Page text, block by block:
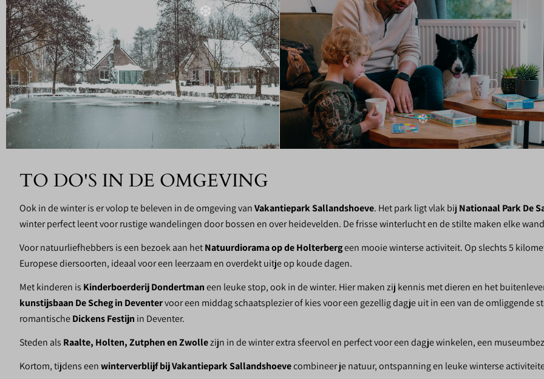
TO DO'S IN DE OMGEVING
Ook in de winter is er volop te beleven in de omgeving vanVakantiepark Sallandshoeve. Het park ligt vlak bij Nationaal Park De
winter perfect leent voor rustige wandelingen door bossen en over heidevelden. De frisse winterlucht en de stilte maken elke
Voor natuurliefhebbers is een bezoek aan hetNatuurdiorama op de Holterbergeen mooie winterse activiteit. Op slechts 5
Europese diersoorten, ideaal voor een leerzaam en overdekt uitje op koude dagen.
Met kinderen is Kinderboerderij Dondertmaneen leuke stop, ook in de winter. Hier maken zij kennis met dieren en het
kunstijsbaan De Scheg in Deventervoor een middag schaatsplezier of kies voor een gezellig dagje uit in een van de omliggende
romantischeDickens Festijn in Deventer.
Steden als Raalte, Holten, Zutphen en Zwollezijn in de winter extra sfeervol en perfect voor een dagje winkelen, een
Kortom, tijdens eenwinterverblijf bij Vakantiepark Sallandshoevecombineer je natuur, ontspanning en leuke winterse
❆
❆
❅